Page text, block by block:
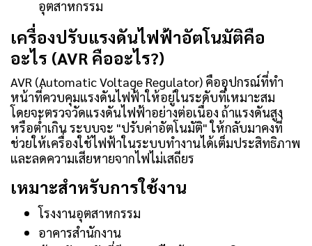
อุตสาหกรรม
เครื่องปรับแรงดันไฟฟ้าอัตโนมัติคือ
อะไร (AVR คืออะไร?)
AVR (Automatic Voltage Regulator) คืออุปกรณ์ที่ทำ
หน้าที่ควบคุมแรงดันไฟฟ้าให้อยู่ในระดับที่เหมาะสม
โดยจะตรวจวัดแรงดันไฟฟ้าอย่างต่อเนื่อง ถ้าแรงดันสูง
หรือต่ำเกิน ระบบจะ "ปรับค่าอัตโนมัติ" ให้กลับมาคงที่
ช่วยให้เครื่องใช้ไฟฟ้าในระบบทำงานได้เต็มประสิทธิภาพ
และลดความเสียหายจากไฟไม่เสถียร
เหมาะสำหรับการใช้งาน
โรงงานอุตสาหกรรม
อาคารสำนักงาน